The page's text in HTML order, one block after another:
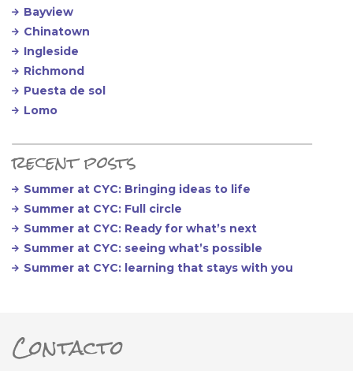
Bayview
Chinatown
Ingleside
Richmond
Puesta de sol
Lomo
recent posts
Summer at CYC: Bringing ideas to life
Summer at CYC: Full circle
Summer at CYC: Ready for what’s next
Summer at CYC: seeing what’s possible
Summer at CYC: learning that stays with you
Contacto